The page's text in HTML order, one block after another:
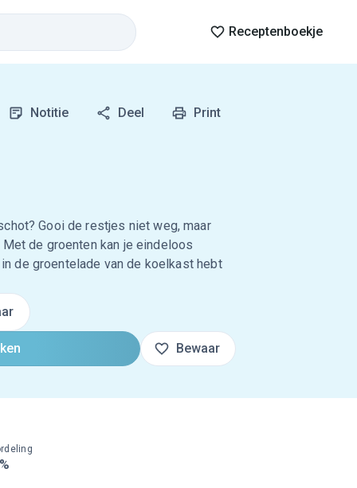
Receptenboekje
Notitie Deel Print
Gooi de restjes niet weg, maar
de groenten kan je eindeloos
de groentelade van de koelkast hebt
Bewaar